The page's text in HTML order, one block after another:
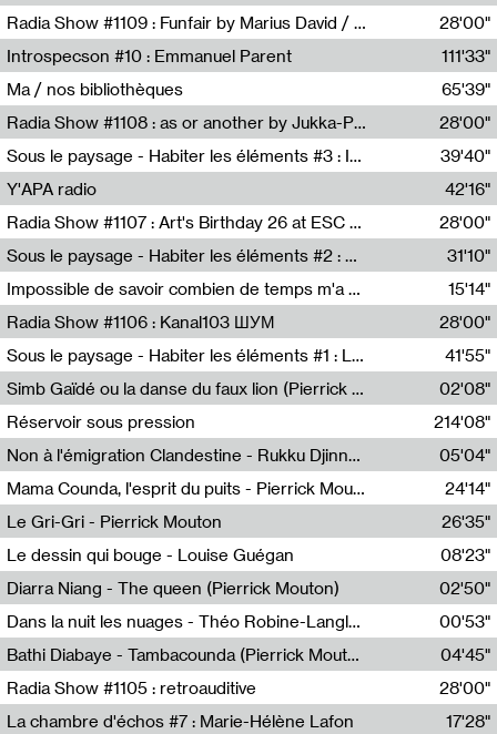
Radio WORM
Radia Show #1109 : Funfair by Marius David / JET FM
Jet FM
28'00"
Introspecson #10 : Emmanuel Parent
Pierre Henry,Emmanuel Parent
111'33"
Ma / nos bibliothèques
Sarah Tritz,Elene Lapiashivili,Justin Marconnet,Mateo Cuche,Esther Lechevalier,Suzie Lecroart,Romance Castelet
65'39"
Radia Show #1108 : as or another by Jukka-Pekka Kervinen / Rádio Zero
Radio Zero
28'00"
Sous le paysage - Habiter les éléments #3 : Interprétations, rituels et symboliques des éléments
Nastassja Martin
39'40"
Y'APA radio
Pierrick Mouton
42'16"
Radia Show #1107 : Art's Birthday 26 at ESC - Medien Kunst Labor
Radio Helsinki
28'00"
Sous le paysage - Habiter les éléments #2 : Vers le tournant élémentaire
Nastassja Martin
31'10"
Impossible de savoir combien de temps m'a échappé
Mélanie Blaison,Mateo Cuin
15'14"
Radia Show #1106 : Kanal103 ШУМ
Kanal103
28'00"
Sous le paysage - Habiter les éléments #1 : Les éléments et les débordements du vivant
Nastassja Martin
41'55"
Simb Gaïdé ou la danse du faux lion (Pierrick Mouton)
Pierrick Mouton,Simb Gaïdé
02'08"
Réservoir sous pression
214'08"
Non à l'émigration Clandestine - Rukku Djinne Squad (Eden Tinto Collins)
Eden Tinto Collins,Rukku Djinne
05'04"
Mama Counda, l'esprit du puits - Pierrick Mouton
Pierrick Mouton
24'14"
Le Gri-Gri - Pierrick Mouton
Pierrick Mouton
26'35"
Le dessin qui bouge - Louise Guégan
Louise Guégan
08'23"
Diarra Niang - The queen (Pierrick Mouton)
Pierrick Mouton,Diarra Niang
02'50"
Dans la nuit les nuages - Théo Robine-Langlois
Théo Robine-Langlois,LD Beat
00'53"
Bathi Diabaye - Tambacounda (Pierrick Mouton)
Pierrick Mouton,Bathi Diabaye
04'45"
Radia Show #1105 : retroauditive
Soundart Radio
28'00"
La chambre d'échos #7 : Marie-Hélène Lafon
17'28"